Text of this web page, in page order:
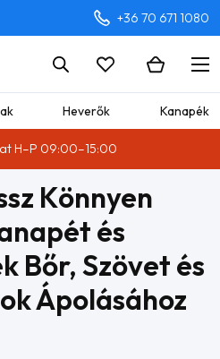
+36 70 671 1080
Heverők Kanapék
H–P 09:00–15:00
Könnyen
és
Bőr, Szövet és
Ápolásához